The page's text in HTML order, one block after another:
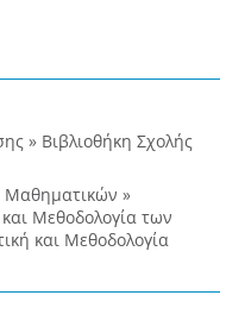
» Βιβλιοθήκη Σχολής
Μαθηματικών »
Μεθοδολογία των
και Μεθοδολογία